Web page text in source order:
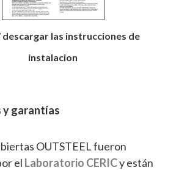
descargar las instrucciones de
instalacion
y garantías
OUTSTEEL fueron
el Laboratorio CERICy están